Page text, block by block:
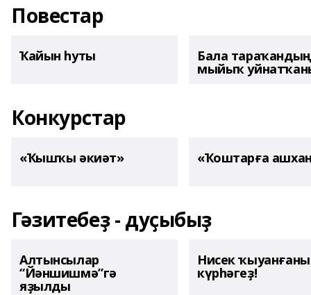
Повестар
Ҡайын һуты Бала тараҡандың
мыйыҡ
Конкурстар
«Ҡышҡы әкиәт» «Ҡоштарға
Гәзитебеҙ - дуҫыбыҙ
Алтынсылар
“Йәншишмә”гә
яҙылды
Нисек
күрһәгеҙ!